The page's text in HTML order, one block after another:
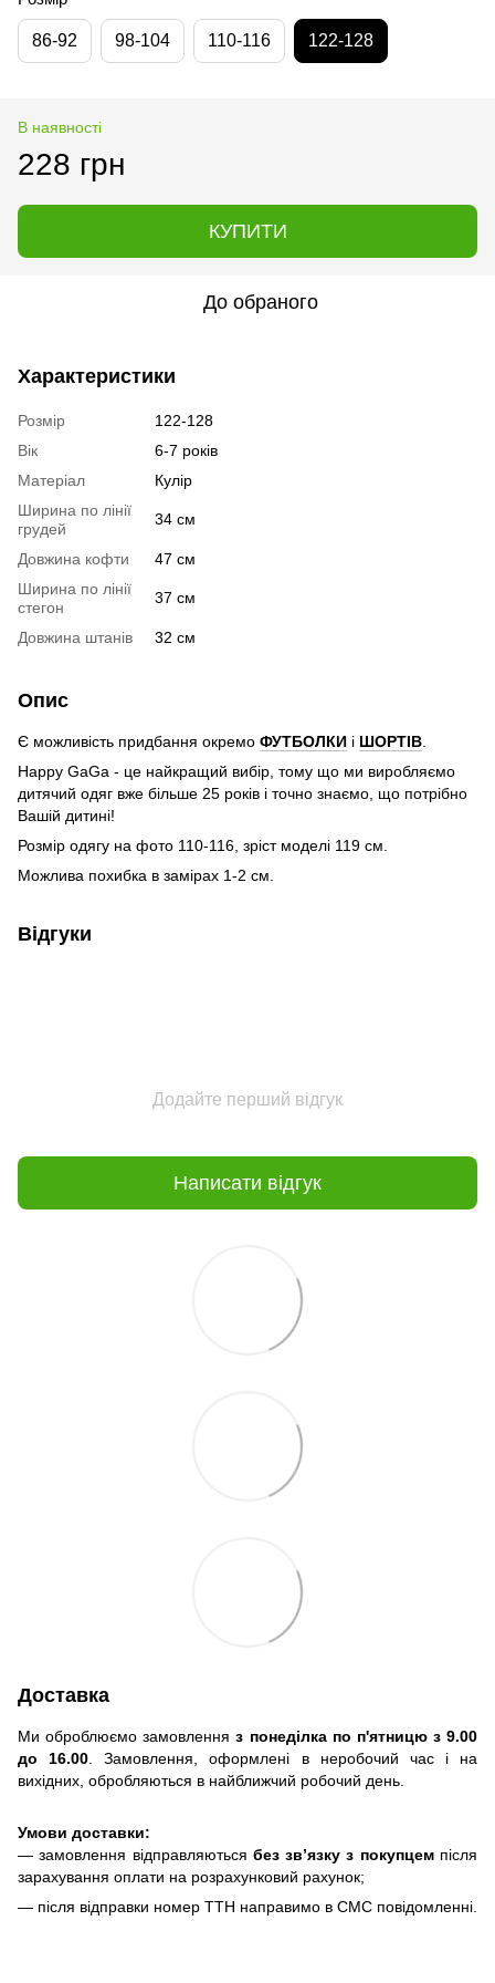
86-92 98-104 110-116 122-128
В наявності
228 грн
КУПИТИ
До обраного
Характеристики
Розмір
122-128
Вік
6-7 років
Матеріал
Кулір
Ширина по лінії
грудей
34 см
Довжина кофти
47 см
Ширина по лінії
стегон
37 см
Довжина штанів 32 см
Опис
Є можливість придбання окремо ФУТБОЛКИ і ШОРТІВ.
Happy GaGa - це найкращий вибір, тому що ми виробляємо
дитячий одяг вже більше 25 років і точно знаємо, що потрібно
Вашій дитині!
Розмір одягу на фото 110-116, зріст моделі 119 см.
Можлива похибка в замірах 1-2 см.
Відгуки
Додайте перший відгук
Написати відгук
Доставка
Ми оброблюємо замовленняз понеділка по п'ятницю з 9.00
до 16.00. Замовлення, оформлені в неробочий час і на
вихідних, обробляються в найближчий робочий день.
Умови доставки:
— замовлення відправляються без зв’язку з покупцемпісля
зарахування оплати на розрахунковий рахунок;
— після відправки номер ТТН направимо в СМС повідомленні.